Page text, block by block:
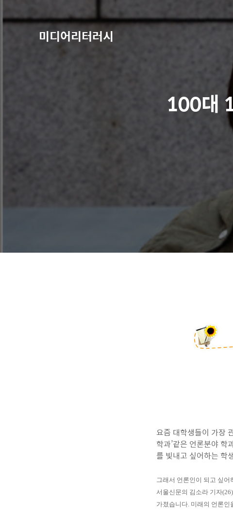
미디어리터러시
100대
요즘 대학생들이 가장
학과’같은 언론분야
를 빛내고 싶어하는 학
그래서 언론인이 되고 싶
서울신문의 김소라 기자
가졌습니다. 미래의 언론